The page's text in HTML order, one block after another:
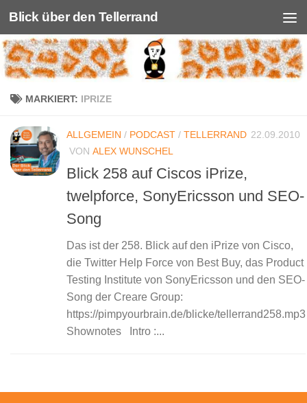
Unter dem Inhalt
Blick über den Tellerrand
MARKIERT: IPRIZE
ALLGEMEIN / PODCAST / TELLERRAND 22.09.2010
VON ALEX WUNSCHEL
Blick 258 auf Ciscos iPrize,
twelpforce, SonyEricsson und SEO-
Song
Das ist der 258. Blick auf den iPrize von Cisco,
die Twitter Help Force von Best Buy, das Product
Testing Institute von SonyEricsson und den SEO-
Song der Creare Group:
https://pimpyourbrain.de/blicke/tellerrand258.mp3
Shownotes Intro :...